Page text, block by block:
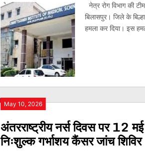
नेत्र रोग विभाग की
बिलासपुर। जिले के
हमला कर दिया। इस
May 10, 2026
अंतरराष्ट्रीय नर्स दिवस पर 12
निःशुल्क गर्भाशय कैंसर जांच शिविर